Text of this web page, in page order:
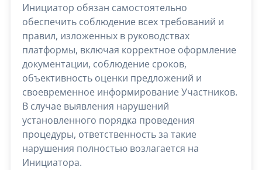
Инициатор обязан самостоятельно
обеспечить соблюдение всех требований и
правил, изложенных в руководствах
платформы, включая корректное оформление
документации, соблюдение сроков,
объективность оценки предложений и
своевременное информирование Участников.
В случае выявления нарушений
установленного порядка проведения
процедуры, ответственность за такие
нарушения полностью возлагается на
Инициатора.